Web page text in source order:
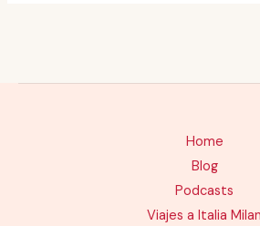
Home
Blog
Podcasts
Viajes a Italia Milan